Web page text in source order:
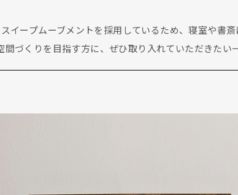
イープムーブメントを採用しているため、寝室や書斎
間づくりを目指す方に、ぜひ取り入れていただきたい